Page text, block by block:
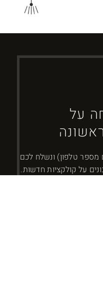
על
טלפון) ונשלח לכם
על קולקציות חדשות.